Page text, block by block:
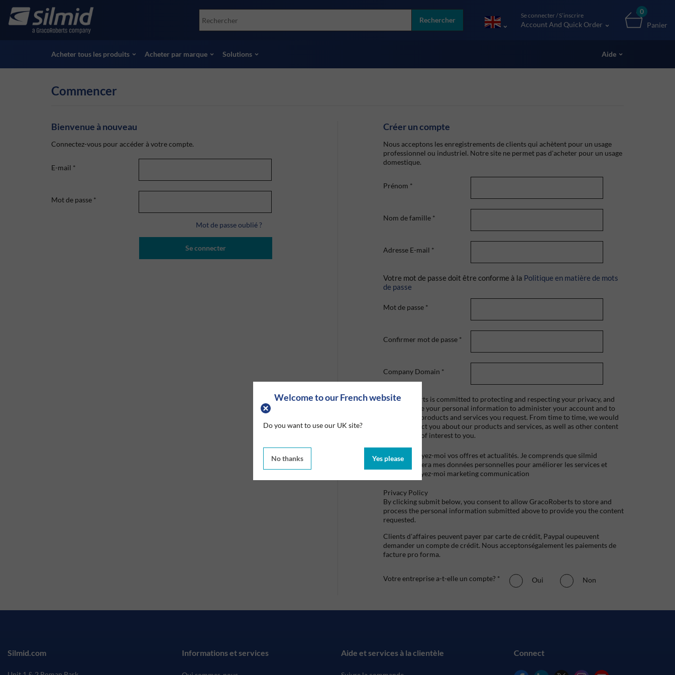
Welcome to our French website
Do you want to use our UK site?
No thanks Yes please
main
Accessories
Essais non destructifs (NDT)
Voir tous les produits
Socomore
Skydrol
Rechercher
Se connecter / S’inscrire
Account And Quick Order
0
Panier
Acheter tous les produits Acheter par marque Solutions Aide
Commencer
Bienvenue à nouveau
Connectez-vous pour accéder à votre compte.
E-mail *
Mot de passe *
Mot de passe oublié ?
Se connecter
Créer un compte
Nous acceptons les enregistrements de clients qui achètent pour un usage
professionnel ou industriel. Notre site ne permet pas d'acheter pour un usage
domestique.
Prénom *
Nom de famille *
Adresse E-mail *
Votre mot de passe doit être conforme à la Politique en matière de mots
de passe
Mot de passe *
Confirmer mot de passe *
Company Domain *
Graco Roberts is committed to protecting and respecting your privacy, and
we'll only use your personal information to administer your account and to
provide the products and services you request. From time to time, we would
like to contact you about our products and services, as well as other content
that may be of interest to you.
Envoyez-moi vos offres et actualités. Je comprends que silmid
utilisera mes données personnelles pour améliorer les services et
envoyez-moi marketing communication
Privacy Policy
By clicking submit below, you consent to allow GracoRoberts to store and
process the personal information submitted above to provide you the content
requested.
Clients d'affaires peuvent payer par carte de crédit, Paypal oupeuvent
demander un compte de crédit. Nous acceptonségalement les paiements de
facture pro forma.
Votre entreprise a-t-elle un compte? * Oui Non
Informations et services Aide et services à la clientèle Connect
Silmid.com